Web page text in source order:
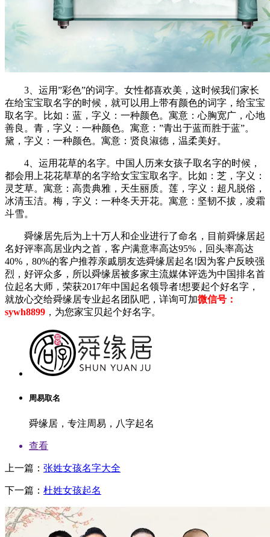
3、运用”彩色”的词字。女性都喜欢美，这时候我们家长
在给宝宝取名字的时候，就可以用上带有颜色的词字，给宝宝
取名字。比如：蓝，字义：一种颜色。寓意：心胸宽广，心地
善良。青，字义：一种颜色。寓意：”青出于蓝而胜于蓝”。
黛，字义：一种颜色。寓意：贤良淑德，温柔美好。
4、运用花草的名字。中国人历来女孩子取名字的时候，
都会用上花花草草的名字给女宝宝取名字。比如：芝，字义：
灵芝草。寓意：高贵典雅，天生丽质。莲，字义：超凡脱俗，
冰清玉洁。梅，字义：一种冬天开花。寓意：坚韧不拔，凌霜
斗雪。
舜缘居先后为上十万人和企业进行了命名，目前舜缘居起
名好评率高居业内之首，客户满意率高达95%，回头率高达
40%，80%的客户推荐亲戚朋友选舜缘居起名!因为客户反映强
烈，好评众多，所以舜缘居被多家主流媒体评选为中国排名首
位起名大师，荣获2017年中国起名领导者!想要起个好名字，
就放心交给舜缘居专业起名团队吧，详询可加微信号：
sywh8899 ，为您家宝贝起个好名字。
周易取名
舜缘居，专注周易，八字起名
查看
上一篇： 张姓女孩名字大全
下一篇： 杜姓女孩起名